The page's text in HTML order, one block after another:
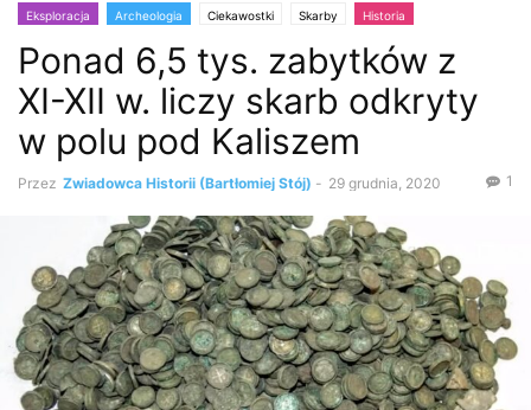
Eksploracja Archeologia Ciekawostki Skarby Historia
Średniowiecze Zabytki i antyki
Ponad 6,5 tys. zabytków z
XI-XII w. liczy skarb odkryty
w polu pod Kaliszem
Przez Zwiadowca Historii (Bartłomiej Stój) - 29 grudnia, 2020 1